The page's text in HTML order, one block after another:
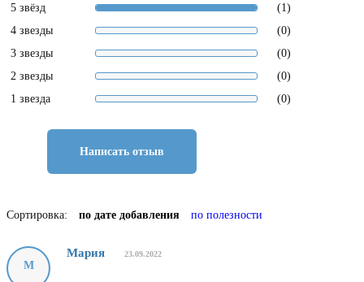
5 звёзд
(1)
4 звезды
(0)
3 звезды
(0)
2 звезды
(0)
1 звезда
(0)
Написать отзыв
Сортировка: по дате добавления по полезности
М
Мария 23.09.2022